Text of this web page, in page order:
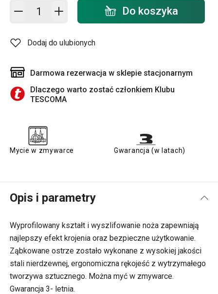
Dodaj do koszyka - ilość Do koszyka
Dodaj do ulubionych
Darmowa rezerwacja w sklepie stacjonarnym
Dlaczego warto zostać członkiem Klubu
TESCOMA
Mycie w zmywarce Gwarancja (w latach)
Opis i parametry
Wyprofilowany kształt i wyszlifowanie noża zapewniają
najlepszy efekt krojenia oraz bezpieczne użytkowanie.
Ząbkowane ostrze zostało wykonane z wysokiej jakości
stali nierdzewnej, ergonomiczna rękojeść z wytrzymałego
tworzywa sztucznego. Można myć w zmywarce.
Gwarancja 3- letnia.